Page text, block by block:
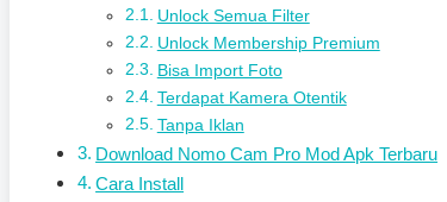
Unlock Semua Filter
Unlock Membership Premium
Bisa Import Foto
Terdapat Kamera Otentik
Tanpa Iklan
Download Nomo Cam Pro Mod Apk Terbaru
Cara Install